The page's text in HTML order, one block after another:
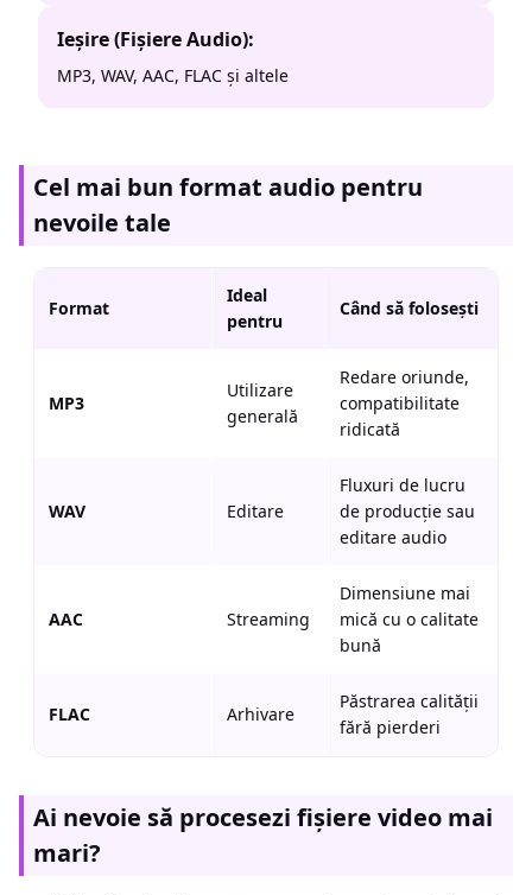
Ieșire (Fișiere Audio):
MP3, WAV, AAC, FLAC și altele
Cel mai bun format audio pentru
nevoile tale
Format
Ideal
pentru
Când să folosești
MP3
Utilizare
generală
Redare oriunde,
compatibilitate
ridicată
WAV Editare
Fluxuri de lucru
de producție sau
editare audio
AAC Streaming
Dimensiune mai
mică cu o calitate
bună
FLAC Arhivare
Păstrarea calității
fără pierderi
Ai nevoie să procesezi fișiere video mai
mari?